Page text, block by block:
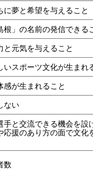
に夢と希望を与えること
根」の名前の発信できる
と元気を与えること
いスポーツ文化が生まれ
感が生まれること
ない
手と交流できる機会を設
応援のあり方の面で文化
数